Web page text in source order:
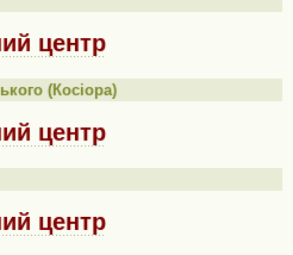
центр
(Косіора)
центр
центр